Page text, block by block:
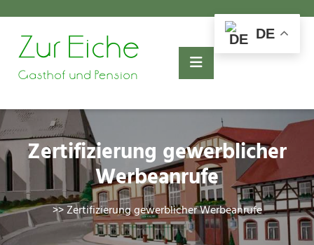
content
Zertifizierung gewerblicher
Werbeanrufe
>> Zertifizierung gewerblicher Werbeanrufe
DE